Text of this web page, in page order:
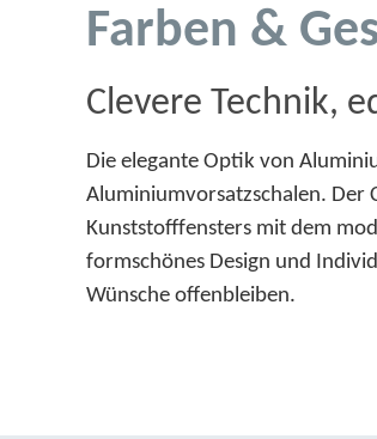
Farben &
Clevere Technik,
Die elegante Optik von
Aluminiumvorsatzschalen. Der
Kunststofffensters mit dem
formschönes Design und
Wünsche offenbleiben.